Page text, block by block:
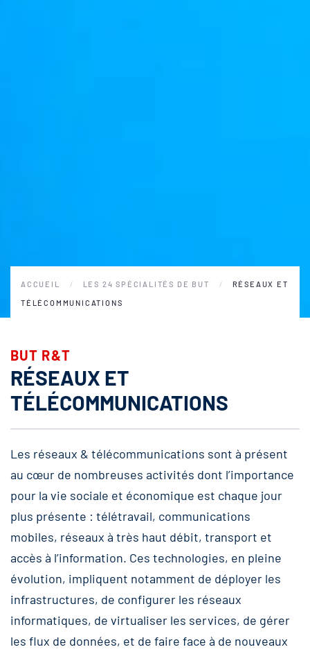
ACCUEIL LES 24 SPÉCIALITÉS DE BUT RÉSEAUX ET
TÉLÉCOMMUNICATIONS
BUT R&T
RÉSEAUX ET
TÉLÉCOMMUNICATIONS
Les réseaux & télécommunications sont à présent
au cœur de nombreuses activités dont l’importance
pour la vie sociale et économique est chaque jour
plus présente : télétravail, communications
mobiles, réseaux à très haut débit, transport et
accès à l’information. Ces technologies, en pleine
évolution, impliquent notamment de déployer les
infrastructures, de configurer les réseaux
informatiques, de virtualiser les services, de gérer
les flux de données, et de faire face à de nouveaux